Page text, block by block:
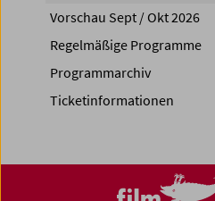
Vorschau Sept / Okt 2026
Regelmäßige Programme
Programmarchiv
Ticketinformationen